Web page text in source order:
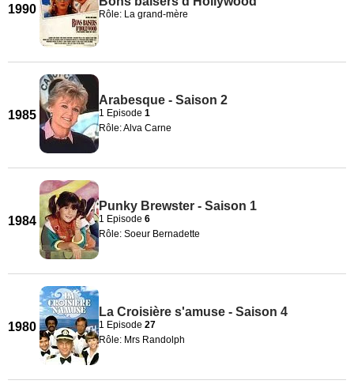
1990 Rôle: La grand-mère
1985
Arabesque - Saison 2
1 Episode 1
Rôle: Alva Carne
1984
Punky Brewster - Saison 1
1 Episode 6
Rôle: Soeur Bernadette
1980
La Croisière s'amuse - Saison 4
1 Episode 27
Rôle: Mrs Randolph